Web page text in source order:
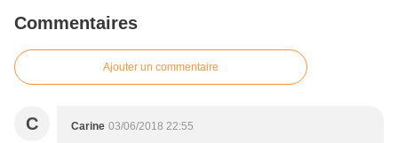
Commentaires
Ajouter un commentaire
C Carine 03/06/2018 22:55